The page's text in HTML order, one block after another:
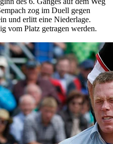
zog im Duell gegen
und erlitt eine Niederlage.
vom Platz getragen werden.